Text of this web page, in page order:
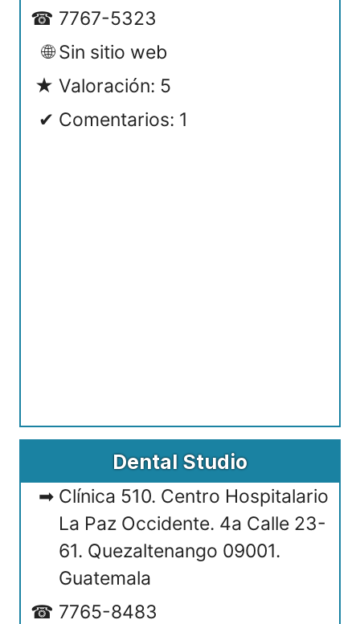
7767-5323
Sin sitio web
Valoración: 5
Comentarios: 1
Dental Studio
Clínica 510. Centro Hospitalario
La Paz Occidente. 4a Calle 23-
61. Quezaltenango 09001.
Guatemala
7765-8483